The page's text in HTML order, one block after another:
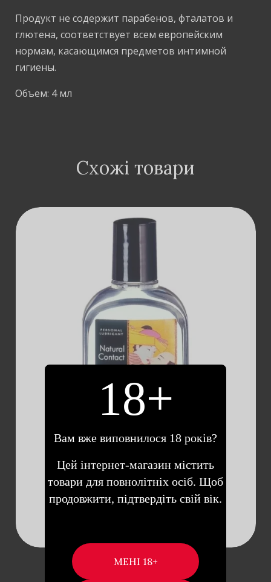
Продукт не содержит парабенов, фталатов и
глютена, соответствует всем европейским
нормам, касающимся предметов интимной
гигиены.
Объем: 4 мл
Схожі товари
КОШИК
ЛУБРИКАНТ NATURAL
18+
Вам вже виповнилося 18 років?
Цей інтернет-магазин містить
товари для повнолітніх осіб. Щоб
продовжити, підтвердіть свій вік.